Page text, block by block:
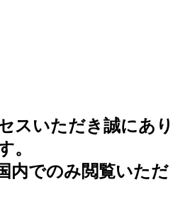
スいただき誠にあり
。
内でのみ閲覧いただ